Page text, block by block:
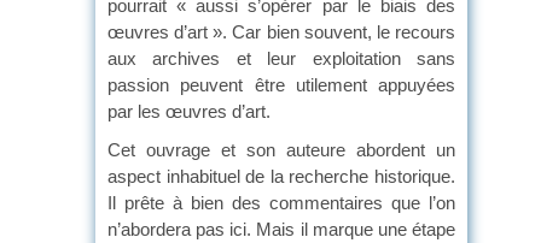
pourrait « aussi s’opérer par le biais des
œuvres d’art ». Car bien souvent, le recours
aux archives et leur exploitation sans
passion peuvent être utilement appuyées
par les œuvres d’art.
Cet ouvrage et son auteure abordent un
aspect inhabituel de la recherche historique.
Il prête à bien des commentaires que l’on
n’abordera pas ici. Mais il marque une étape